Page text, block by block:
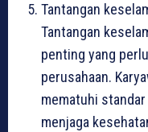
Tantangan
Tantangan
penting yang
perusahaan.
mematuhi
menjaga